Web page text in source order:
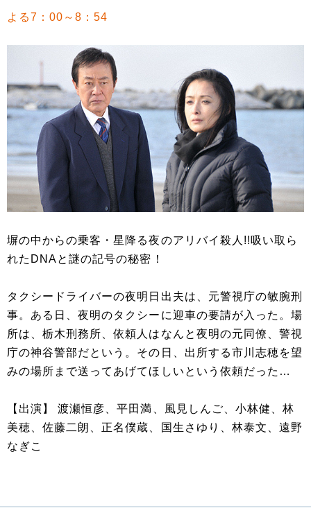
よる7：00～8：54
塀の中からの乗客・星降る夜のアリバイ殺人!!吸い取ら
れたDNAと謎の記号の秘密！
タクシードライバーの夜明日出夫は、元警視庁の敏腕刑
事。ある日、夜明のタクシーに迎車の要請が入った。場
所は、栃木刑務所、依頼人はなんと夜明の元同僚、警視
庁の神谷警部だという。その日、出所する市川志穂を望
みの場所まで送ってあげてほしいという依頼だった…
【出演】 渡瀬恒彦、平田満、風見しんご、小林健、林
美穂、佐藤二朗、正名僕蔵、国生さゆり、林泰文、遠野
なぎこ